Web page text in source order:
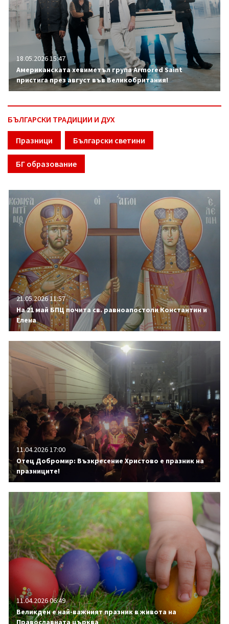
18.05.2026 15:47
Американската хевиметъл група Armored Saint
пристига през август във Великобритания!
БЪЛГАРСКИ ТРАДИЦИИ И ДУХ
Празници Български светини
БГ образование
21.05.2026 11:57
На 21 май БПЦ почита св. равноапостоли Константин и
Елена
11.04.2026 17:00
Отец Добромир: Възкресение Христово е празник на
празниците!
11.04.2026 06:49
Великден е най-важният празник в живота на
Православната църква